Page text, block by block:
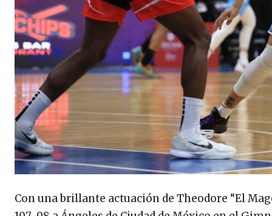
Con una brillante actuación de Theodore “El